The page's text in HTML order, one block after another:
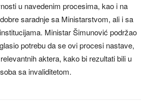
u navedenim procesima, kao i na
saradnje sa Ministarstvom, ali i sa
Ministar Šimunović podržao
potrebu da se ovi procesi nastave,
aktera, kako bi rezultati bili u
sa invaliditetom.